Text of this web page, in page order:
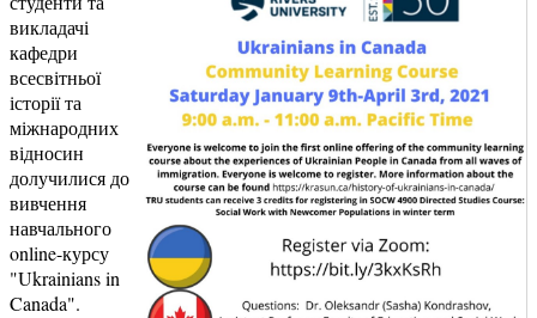
викладачі
кафедри
всесвітньої
історії та
міжнародних
відносин
долучилися до
вивчення
навчального
online-курсу
"Ukrainians in
Canada".